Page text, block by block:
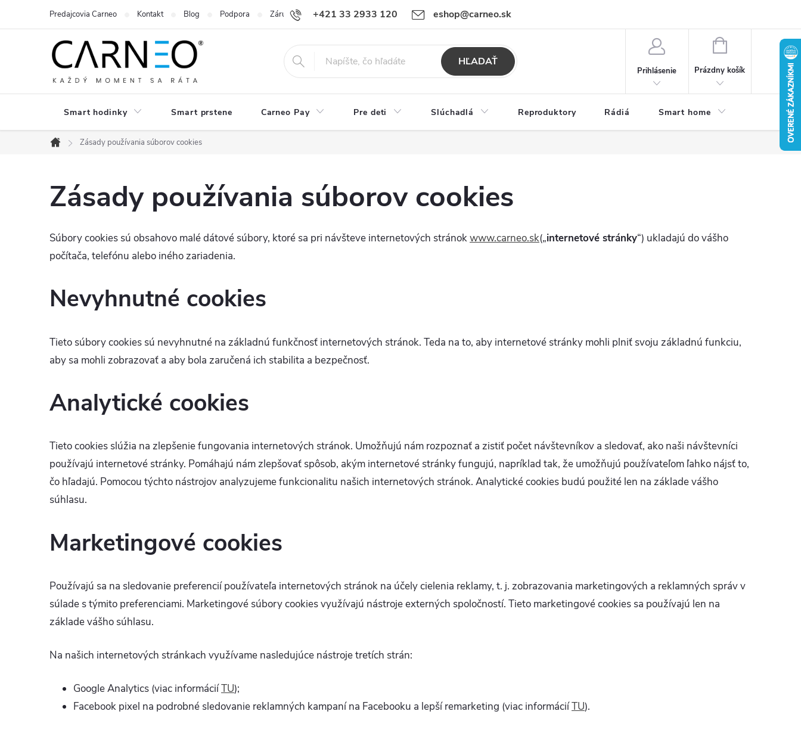
+421 33 2933 120 eshop@carneo.sk
Predajcovia Carneo Kontakt Blog Podpora Záručný a pozáručný servis Carneo Obchodné podmienky Ochrana osobných údajov
HĽADAŤ
Prihlásenie
NÁKUPNÝ
Prázdny košík
Smart hodinky Smart prstene Carneo Pay Pre deti Slúchadlá Reproduktory Rádiá Smart home Kamery
Domov
Zásady používania súborov cookies
Zásady používania súborov cookies
Súbory cookies sú obsahovo malé dátové súbory, ktoré sa pri návšteve internetových stránokwww.carneo.sk(„internetové stránky“) ukladajú do vášho
počítača, telefónu alebo iného zariadenia.
Nevyhnutné cookies
Tieto súbory cookies sú nevyhnutné na základnú funkčnosť internetových stránok. Teda na to, aby internetové stránky mohli plniť svoju základnú funkciu,
aby sa mohli zobrazovať a aby bola zaručená ich stabilita a bezpečnosť.
Analytické cookies
Tieto cookies slúžia na zlepšenie fungovania internetových stránok. Umožňujú nám rozpoznať a zistiť počet návštevníkov a sledovať, ako naši návštevníci
používajú internetové stránky. Pomáhajú nám zlepšovať spôsob, akým internetové stránky fungujú, napríklad tak, že umožňujú používateľom ľahko nájsť to,
čo hľadajú. Pomocou týchto nástrojov analyzujeme funkcionalitu našich internetových stránok. Analytické cookies budú použité len na základe vášho
súhlasu.
Marketingové cookies
Používajú sa na sledovanie preferencií používateľa internetových stránok na účely cielenia reklamy, t. j. zobrazovania marketingových a reklamných správ v
súlade s týmito preferenciami. Marketingové súbory cookies využívajú nástroje externých spoločností. Tieto marketingové cookies sa používajú len na
základe vášho súhlasu.
Na našich internetových stránkach využívame nasledujúce nástroje tretích strán:
Google Analytics (viac informáciíTU);
Facebook pixel na podrobné sledovanie reklamných kampaní na Facebooku a lepší remarketing (viac informáciíTU).